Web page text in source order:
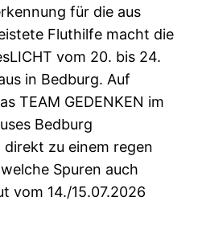
für die aus
Fluthilfe macht die
vom 20. bis 24.
in Bedburg. Auf
TEAM GEDENKEN im
Bedburg
zu einem regen
Spuren auch
vom 14./15.07.2026